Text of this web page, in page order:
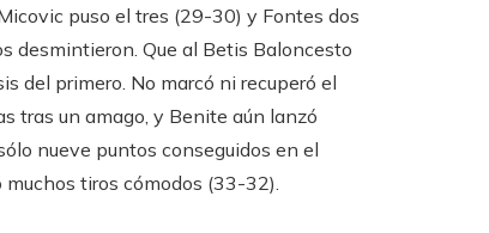
puso el tres (29-30) y Fontes dos
desmintieron. Que al Betis Baloncesto
del primero. No marcó ni recuperó el
tras un amago, y Benite aún lanzó
nueve puntos conseguidos en el
tiros cómodos (33-32).